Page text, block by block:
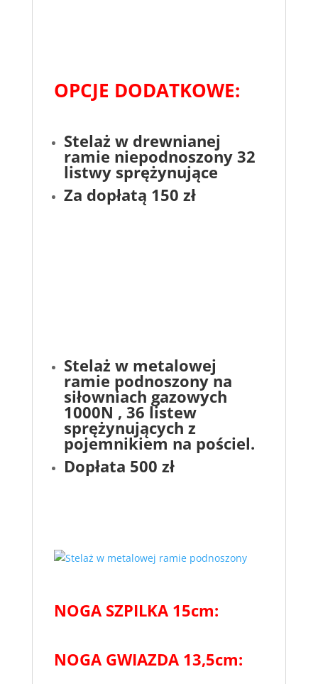
OPCJE DODATKOWE:
Stelaż w drewnianej
ramie niepodnoszony 32
listwy sprężynujące
Za dopłatą 150 zł
Stelaż w metalowej
ramie podnoszony na
siłowniach gazowych
1000N , 36 listew
sprężynujących z
pojemnikiem na pościel.
Dopłata 500 zł
NOGA SZPILKA 15cm:
NOGA GWIAZDA 13,5cm: